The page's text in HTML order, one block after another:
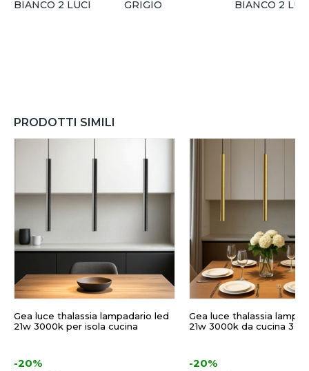
BIANCO 2 LUCI GRIGIO BIANCO 2
PRODOTTI SIMILI
Gea luce thalassia lampadario led
21w 3000k per isola cucina
-20%
Gea luce thalassia
21w 3000k da cucina 3
-20%